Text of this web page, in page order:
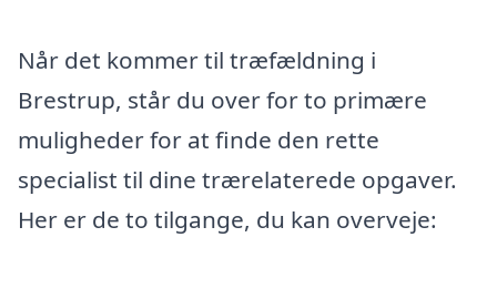
Når det kommer til træfældning i
Brestrup, står du over for to primære
muligheder for at finde den rette
specialist til dine trærelaterede opgaver.
Her er de to tilgange, du kan overveje: